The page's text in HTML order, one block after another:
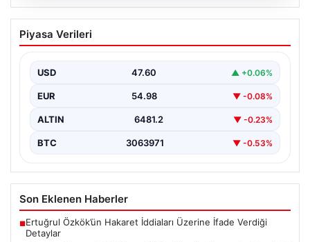
05.08.2026
Altın fiyatları canlı 14 Nisan 2026: Altın
fiyatları ne kadar oldu? Gram, çeyrek,
fiyatları
Piyasa Verileri
USD 47.60 ▲ +0.06%
EUR 54.98 ▼ -0.08%
ALTIN 6481.2 ▼ -0.23%
BTC 3063971 ▼ -0.53%
Son Eklenen Haberler
■Ertuğrul Özkök’ün Hakaret İddiaları Üzerine İfade Verdiği
Detaylar